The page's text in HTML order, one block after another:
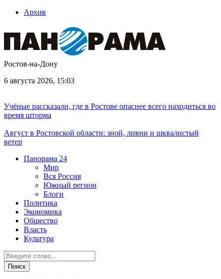
Архив
Ростов-на-Дону
6 августа 2026, 15:03
Учёные рассказали, где в Ростове опаснее всего находиться во
время шторма
Август в Ростовской области: зной, ливни и шквалистый
ветер
Панорама 24
Мир
Вся Россия
Южный регион
Блоги
Политика
Экономика
Общество
Власть
Культура